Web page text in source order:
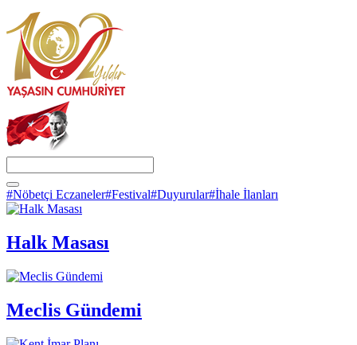
#Nöbetçi Eczaneler#Festival#Duyurular#İhale İlanları
Halk Masası
Meclis Gündemi